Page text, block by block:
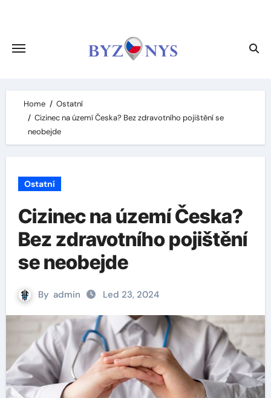
content
Home
Ostatní
Cizinec na území Česka? Bez zdravotního pojištění se
neobejde
Ostatní
Cizinec na území Česka?
Bez zdravotního pojištění
se neobejde
By admin Led 23, 2024